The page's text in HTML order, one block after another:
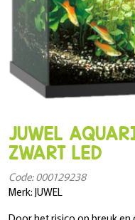
JUWEL
ZWART LED
Code: 000129238
Merk: JUWEL